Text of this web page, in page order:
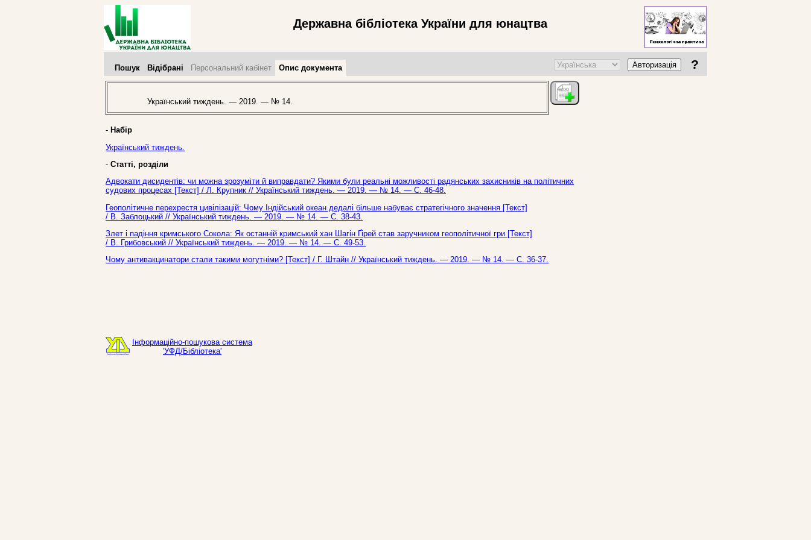
Державна бібліотека України для юнацтва
Пошук Відібрані Персональний кабінет Опис документа Авторизація ?
Український тиждень. — 2019. — № 14.
- Набір
Український тиждень.
- Статті, розділи
Адвокати дисидентів: чи можна зрозуміти й виправдати? Якими були реальні можливості радянських захисників на політичних
судових процесах [Текст] / Л. Крупник // Український тиждень. — 2019. — № 14. — С. 46-48.
Геополітичне перехрестя цивілізацій: Чому Індійський океан дедалі більше набуває стратегічного значення [Текст]
/ В. Заблоцький // Український тиждень. — 2019. — № 14. — С. 38-43.
Злет і падіння кримського Сокола: Як останній кримський хан Шагін Ґірей став заручником геополітичної гри [Текст]
/ В. Грибовський // Український тиждень. — 2019. — № 14. — С. 49-53.
Чому антивакцинатори стали такими могутніми? [Текст] / Г. Штайн // Український тиждень. — 2019. — № 14. — С. 36-37.
Інформаційно-пошукова система
'УФД/Бібліотека'